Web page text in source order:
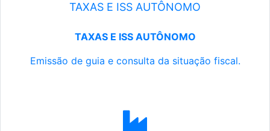
TAXAS E ISS AUTÔNOMO
TAXAS E ISS AUTÔNOMO
Emissão de guia e consulta da situação fiscal.